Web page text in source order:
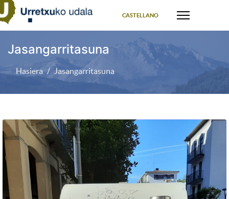
CASTELLANO
Jasangarritasuna
Hasiera Jasangarritasuna